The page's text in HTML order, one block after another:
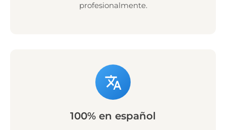
profesionalmente.
100% en español